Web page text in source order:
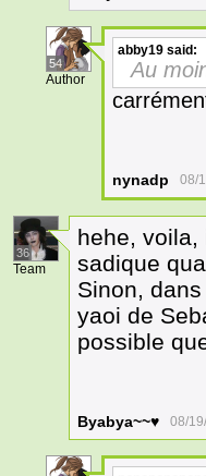
54
Author
abby19 said:
Au
nynadp 08/
36
Team
hehe,
sadique
Sinon,
yaoi de
possible
Byabya~~♥ 08/